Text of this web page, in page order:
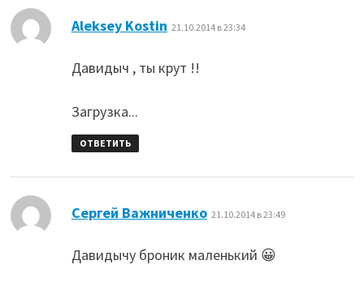
Aleksey Kostin 21.10.2014 в 23:34
Давидыч , ты крут !!
Загрузка...
ОТВЕТИТЬ
Сергей Важниченко: 21.10.2014 в 23:49
Давидычу броник маленький 😀